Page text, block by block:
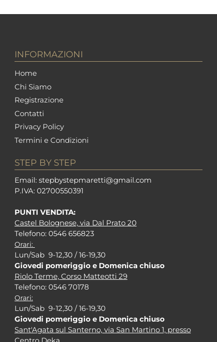
INFORMAZIONI
Home
Chi Siamo
Registrazione
Contatti
Privacy Policy
Termini e Condizioni
STEP BY STEP
Email: stepbystepmaretti@gmail.com
P.IVA: 02700550391
PUNTI VENDITA:
Castel Bolognese, via Dal Prato 20
Telefono: 0546 656823
Orari:
Lun/Sab 9-12,30 / 16-19,30
Giovedi pomeriggio e Domenica chiuso
Riolo Terme, Corso Matteotti 29
Telefono: 0546 70178
Orari:
Lun/Sab 9-12,30 / 16-19,30
Giovedi pomeriggio e Domenica chiuso
Sant'Agata sul Santerno, via San Martino 1, presso